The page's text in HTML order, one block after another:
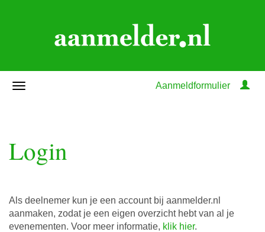
Aanmeldformulier
Login
Als deelnemer kun je een account bij aanmelder.nl
aanmaken, zodat je een eigen overzicht hebt van al je
evenementen. Voor meer informatie, klik hier.